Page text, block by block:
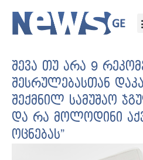
შევა თუ არა 9
შესრულებასთან
შექმნილ სამუშაო
და რა მოლოდინი
ოცნებას”